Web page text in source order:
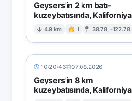
Geysers'in 2 km batı-
kuzeybatısında, Kaliforniya
4.9 km I 38.78, -122.78
10:20:46 07.08.2026
Geysers'in 8 km
kuzeybatısında, Kaliforniya